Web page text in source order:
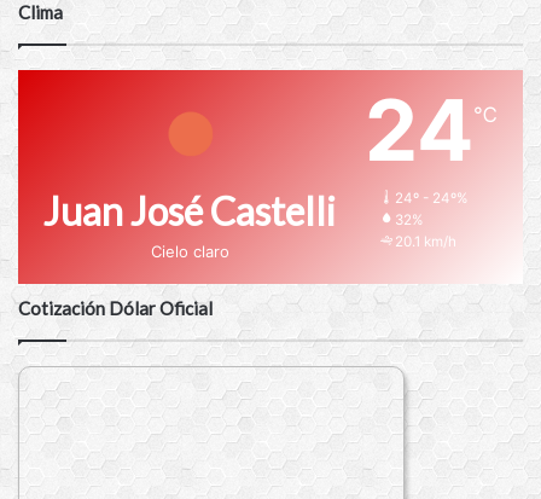
Clima
Juan José Castelli
Cielo claro
24℃
24º - 24º%
32%
20.1 km/h
Cotización Dólar Oficial